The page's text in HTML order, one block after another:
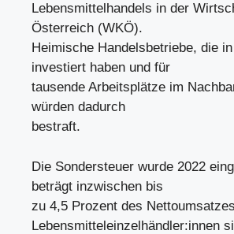
Lebensmittelhandels in der
Österreich (WKÖ).
Heimische Handelsbetriebe, die
investiert haben und für
tausende Arbeitsplätze im
würden dadurch
bestraft.
Die Sondersteuer wurde 2022
beträgt inzwischen bis
zu 4,5 Prozent des
Lebensmitteleinzelhändler:innen